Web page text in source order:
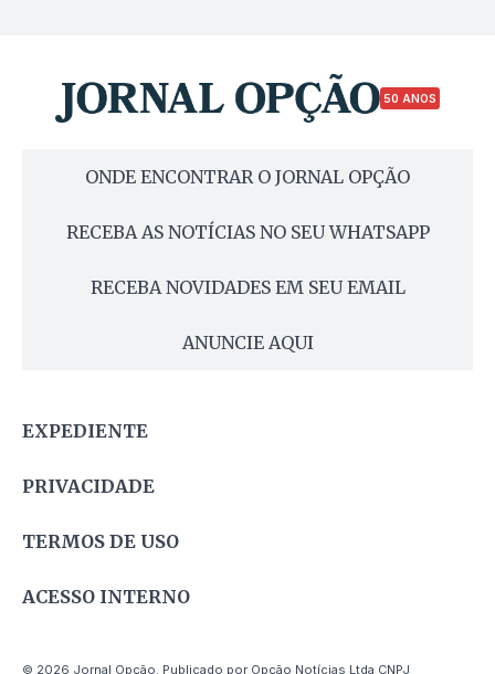
50 ANOS
ONDE ENCONTRAR O JORNAL OPÇÃO
RECEBA AS NOTÍCIAS NO SEU WHATSAPP
RECEBA NOVIDADES EM SEU EMAIL
ANUNCIE AQUI
EXPEDIENTE
PRIVACIDADE
TERMOS DE USO
ACESSO INTERNO
© 2026 Jornal Opção. Publicado por Opção Notícias Ltda CNPJ